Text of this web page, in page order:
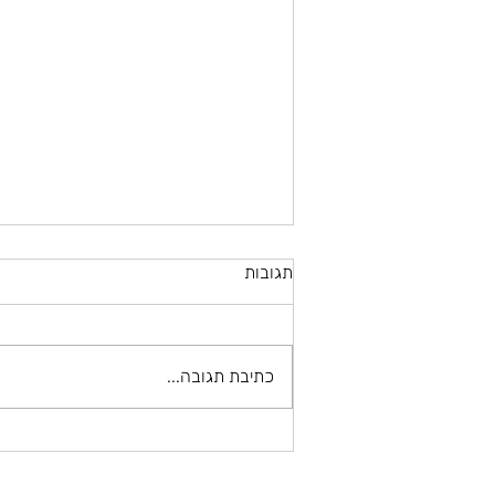
תגובות
כתיבת תגובה...